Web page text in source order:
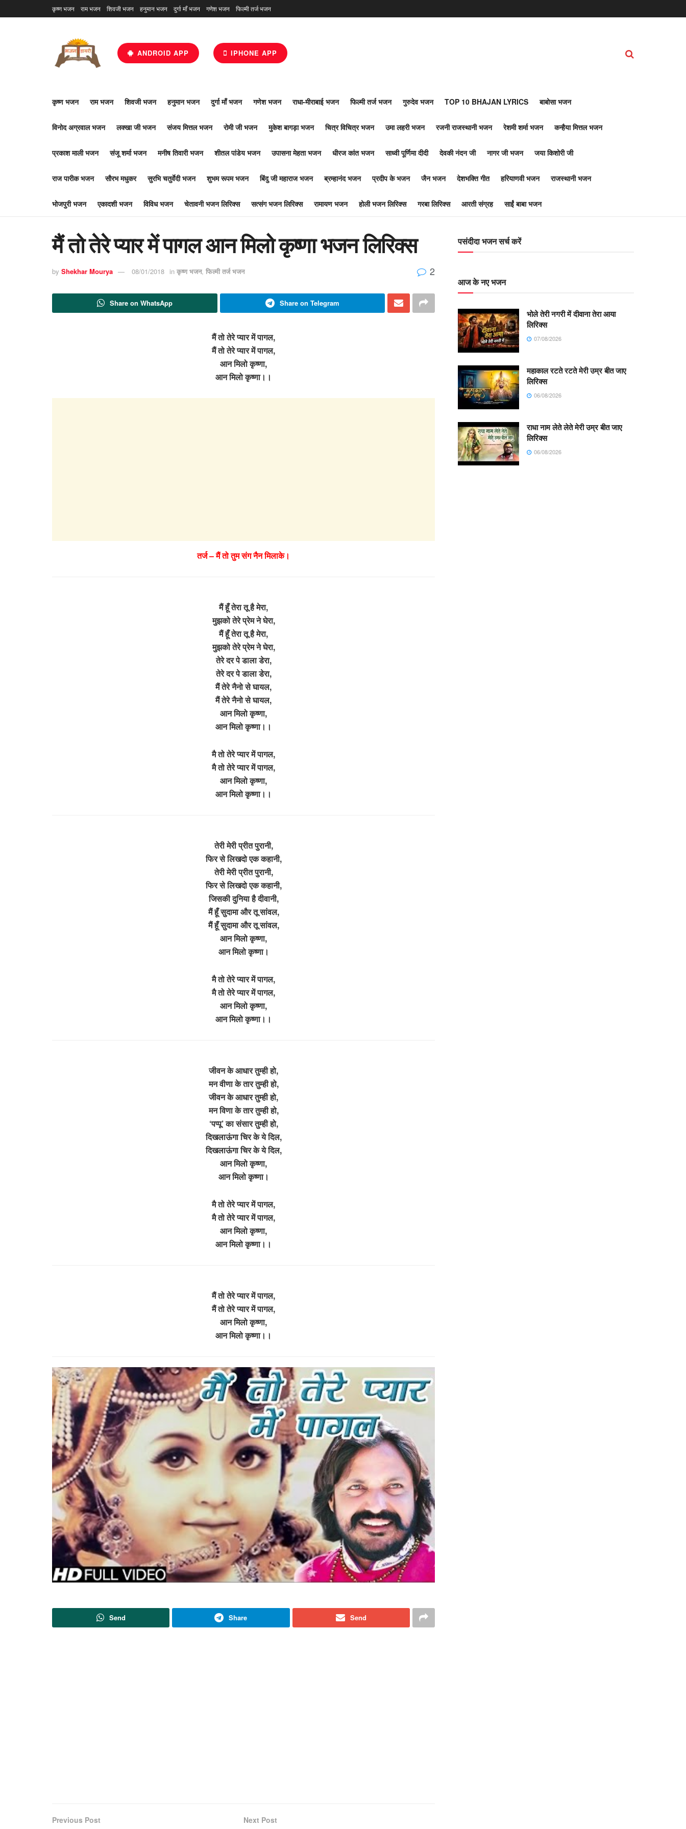
कृष्ण भजन राम भजन शिवजी भजन हनुमान भजन दुर्गा माँ भजन गणेश भजन फिल्मी तर्ज भजन
ANDROID APP IPHONE APP
कृष्ण भजन राम भजन शिवजी भजन हनुमान भजन दुर्गा माँ भजन गणेश भजन राधा-मीराबाई भजन फिल्मी तर्ज भजन गुरुदेव भजन TOP 10 BHAJAN LYRICS बाबोसा भजन
विनोद अग्रवाल भजन लक्खा जी भजन संजय मित्तल भजन रोमी जी भजन मुकेश बागड़ा भजन चित्र विचित्र भजन उमा लहरी भजन रजनी राजस्थानी भजन रेशमी शर्मा भजन कन्हैया मित्तल भजन
प्रकाश माली भजन संजू शर्मा भजन मनीष तिवारी भजन शीतल पांडेय भजन उपासना मेहता भजन धीरज कांत भजन साध्वी पूर्णिमा दीदी देवकी नंदन जी नागर जी भजन जया किशोरी जी
राज पारीक भजन सौरभ मधुकर सुरभि चतुर्वेदी भजन शुभम रूपम भजन बिंदु जी महाराज भजन ब्रम्हानंद भजन प्रदीप के भजन जैन भजन देशभक्ति गीत हरियाणवी भजन राजस्थानी भजन
भोजपुरी भजन एकादशी भजन विविध भजन चेतावनी भजन लिरिक्स सत्संग भजन लिरिक्स रामायण भजन होली भजन लिरिक्स गरबा लिरिक्स आरती संग्रह साईं बाबा भजन
मैं तो तेरे प्यार में पागल आन मिलो कृष्णा भजन लिरिक्स
by Shekhar Mourya 08/01/2018 in कृष्ण भजन, फिल्मी तर्ज भजन 2
Share on WhatsApp Share on Telegram
मैं तो तेरे प्यार में पागल,
मैं तो तेरे प्यार में पागल,
आन मिलो कृष्णा,
आन मिलो कृष्णा।।
तर्ज – मैं तो तुम संग नैन मिलाके।
मैं हूँ तेरा तू है मेरा,
मुझको तेरे प्रेम ने घेरा,
मैं हूँ तेरा तू है मेरा,
मुझको तेरे प्रेम ने घेरा,
तेरे दर पे डाला डेरा,
तेरे दर पे डाला डेरा,
मैं तेरे नैनो से घायल,
मैं तेरे नैनो से घायल,
आन मिलो कृष्णा,
आन मिलो कृष्णा।।
मै तो तेरे प्यार में पागल,
मै तो तेरे प्यार में पागल,
आन मिलो कृष्णा,
आन मिलो कृष्णा।।
तेरी मेरी प्रीत पुरानी,
फिर से लिखदो एक कहानी,
तेरी मेरी प्रीत पुरानी,
फिर से लिखदो एक कहानी,
जिसकी दुनिया है दीवानी,
मैं हूँ सुदामा और तू सांवल,
मैं हूँ सुदामा और तू सांवल,
आन मिलो कृष्णा,
आन मिलो कृष्णा।
मै तो तेरे प्यार में पागल,
मै तो तेरे प्यार में पागल,
आन मिलो कृष्णा,
आन मिलो कृष्णा।।
जीवन के आधार तुम्ही हो,
मन वीणा के तार तुम्ही हो,
जीवन के आधार तुम्ही हो,
मन विणा के तार तुम्ही हो,
‘पप्पू’ का संसार तुम्ही हो,
दिखलाऊंगा चिर के ये दिल,
दिखलाऊंगा चिर के ये दिल,
आन मिलो कृष्णा,
आन मिलो कृष्णा।
मै तो तेरे प्यार में पागल,
मै तो तेरे प्यार में पागल,
आन मिलो कृष्णा,
आन मिलो कृष्णा।।
मैं तो तेरे प्यार में पागल,
मैं तो तेरे प्यार में पागल,
आन मिलो कृष्णा,
आन मिलो कृष्णा।।
Send Share Send
Previous Post Next Post
पसंदीदा भजन सर्च करें
आज के नए भजन
भोले तेरी नगरी में दीवाना तेरा आया
लिरिक्स
07/08/2026
महाकाल रटते रटते मेरी उम्र बीत जाए
लिरिक्स
06/08/2026
राधा नाम लेते लेते मेरी उम्र बीत जाए
लिरिक्स
06/08/2026